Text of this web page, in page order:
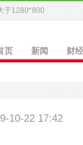
于1280*800
页 新闻 财经
10-22 17:42